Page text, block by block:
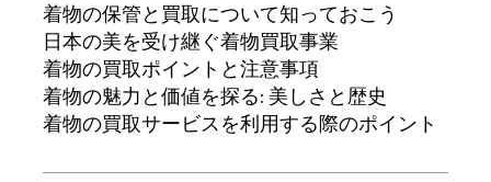
着物の保管と買取について知っておこう
日本の美を受け継ぐ着物買取事業
着物の買取ポイントと注意事項
着物の魅力と価値を探る: 美しさと歴史
着物の買取サービスを利用する際のポイント